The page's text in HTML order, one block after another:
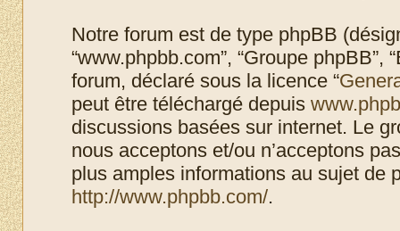
Notre forum est de type phpBB
“www.phpbb.com”, “Groupe
forum, déclaré sous la licence “
peut être téléchargé depuis
discussions basées sur internet. Le
nous acceptons et/ou n’acceptons
plus amples informations au sujet de
http://www.phpbb.com/.